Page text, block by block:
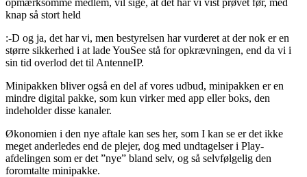
opmærksomme medlem, vil sige, at det har vi vist prøvet før, med
knap så stort held
:-D og ja, det har vi, men bestyrelsen har vurderet at der nok er en
større sikkerhed i at lade YouSee stå for opkrævningen, end da vi i
sin tid overlod det til AntenneIP.
Minipakken bliver også en del af vores udbud, minipakken er en
mindre digital pakke, som kun virker med app eller boks, den
indeholder disse kanaler.
Økonomien i den nye aftale kan ses her, som I kan se er det ikke
meget anderledes end de plejer, dog med undtagelser i Play-
afdelingen som er det ”nye” bland selv, og så selvfølgelig den
foromtalte minipakke.